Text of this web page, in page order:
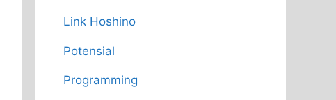
Link Hoshino
Potensial
Programming